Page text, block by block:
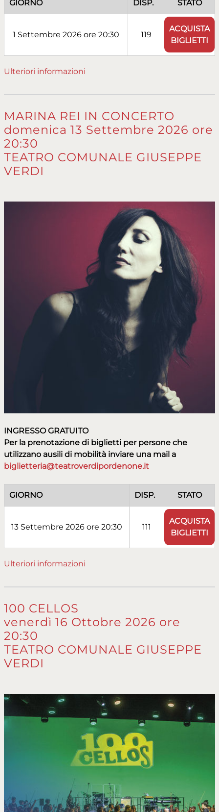
GIORNO DISP. STATO
1 Settembre 2026 ore 20:30 119
ACQUISTA
BIGLIETTI
Ulteriori informazioni
MARINA REI IN CONCERTO
domenica 13 Settembre 2026 ore
20:30
TEATRO COMUNALE GIUSEPPE
VERDI
INGRESSO GRATUITO
Per la prenotazione di biglietti per persone che
utilizzano ausili di mobilità inviare una mail a
biglietteria@teatroverdipordenone.it
GIORNO DISP. STATO
13 Settembre 2026 ore 20:30 111
ACQUISTA
BIGLIETTI
Ulteriori informazioni
100 CELLOS
venerdì 16 Ottobre 2026 ore
20:30
TEATRO COMUNALE GIUSEPPE
VERDI